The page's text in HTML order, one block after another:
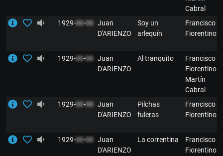
Cabral
1929-00-00 Juan
D'ARIENZO
Soy un
arlequín
Francisco
Fiorentino
1929-00-00 Juan
D'ARIENZO
Al tranquito
Francisco
Fiorentino y
Martín
Cabral
1929-00-00 Juan
D'ARIENZO
Pilchas
fuleras
Francisco
Fiorentino
1929-00-00 Juan
D'ARIENZO
La correntina
Francisco
Fiorentino y